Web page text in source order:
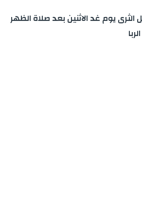
الثرى يوم غد الاثنين بعد صلاة الظهر